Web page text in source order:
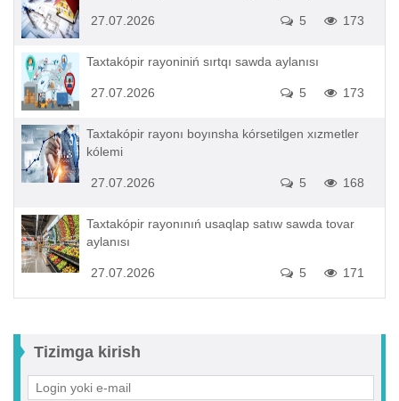
27.07.2026 173
5
Taxtakópir rayoniniń sırtqı sawda aylanısı
27.07.2026 173
5
Taxtakópir rayonı boyınsha kórsetilgen xızmetler
kólemi
27.07.2026 168
5
Taxtakópir rayonınıń usaqlap satıw sawda tovar
aylanısı
27.07.2026 171
5
Tizimga kirish